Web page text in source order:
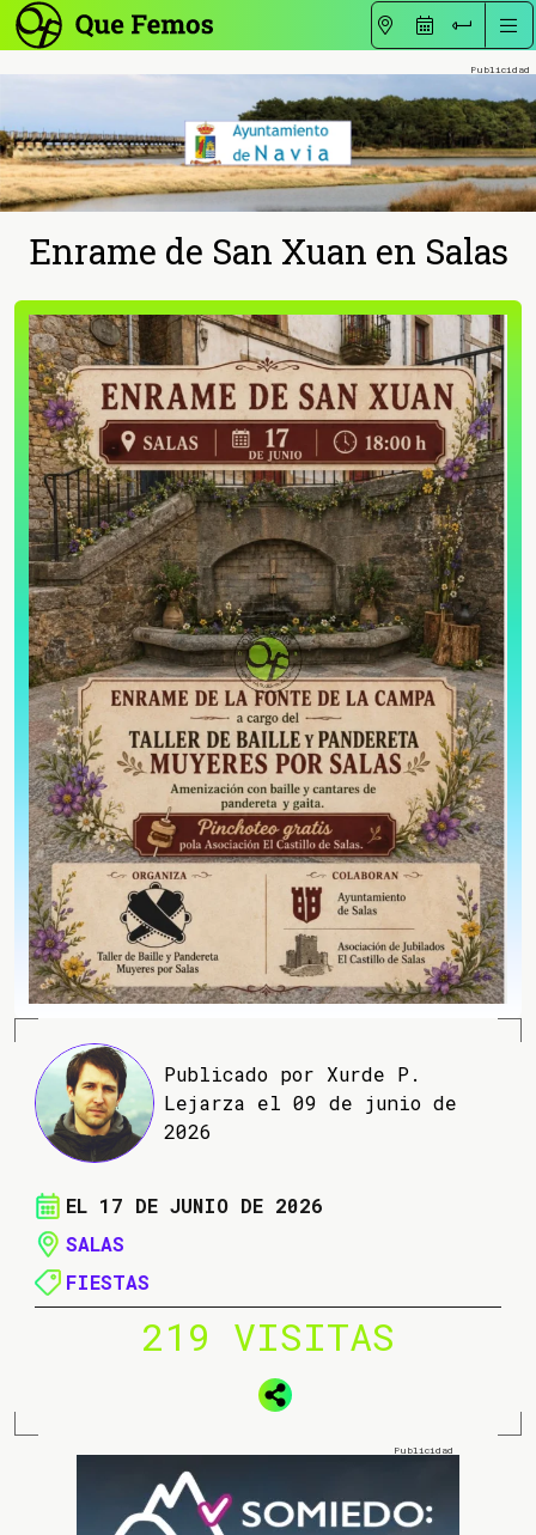
Enrame de San Xuan en Salas
Publicado por Xurde P.
Lejarza el 09 de junio de
2026
EL 17 DE JUNIO DE 2026
SALAS
FIESTAS
219 VISITAS